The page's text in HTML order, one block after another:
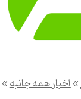
»اخبار همه جانبه»